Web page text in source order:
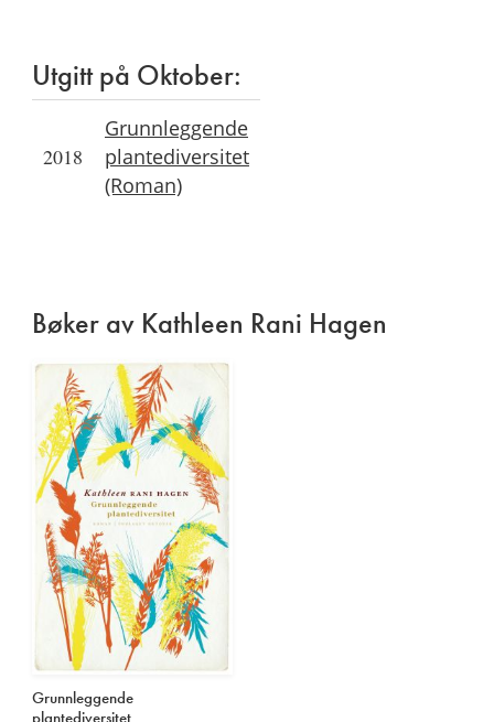
Utgitt på Oktober:
2018
Grunnleggende
plantediversitet
(Roman)
Bøker av Kathleen Rani Hagen
Grunnleggende
plantediversitet